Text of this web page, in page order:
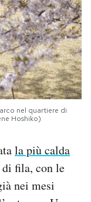
nel quartiere di
Hoshiko)
la più calda
di fila, con le
nei mesi